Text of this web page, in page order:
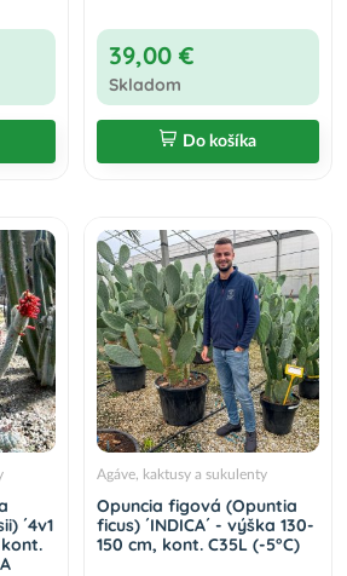
39,00 €
Skladom
Do košíka
´4v1
kont.
Agáve, kaktusy a sukulenty
Opuncia figová (Opuntia
ficus) ´INDICA´ - výška 130-
150 cm, kont. C35L (-5°C)